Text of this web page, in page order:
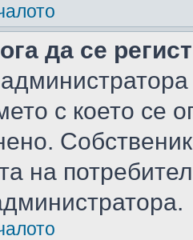
да се
с което се
на